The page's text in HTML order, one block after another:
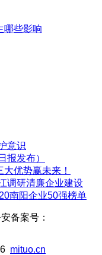
哪些影响
意识
报发布）
大优势赢未来！
调研清廉企业建设
南阳企业50强榜单
安备案号：
mituo.cn